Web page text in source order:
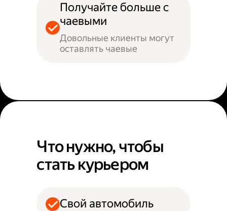
Получайте больше с
чаевыми
Довольные клиенты могут
оставлять чаевые
Что нужно, чтобы
стать курьером
Свой автомобиль